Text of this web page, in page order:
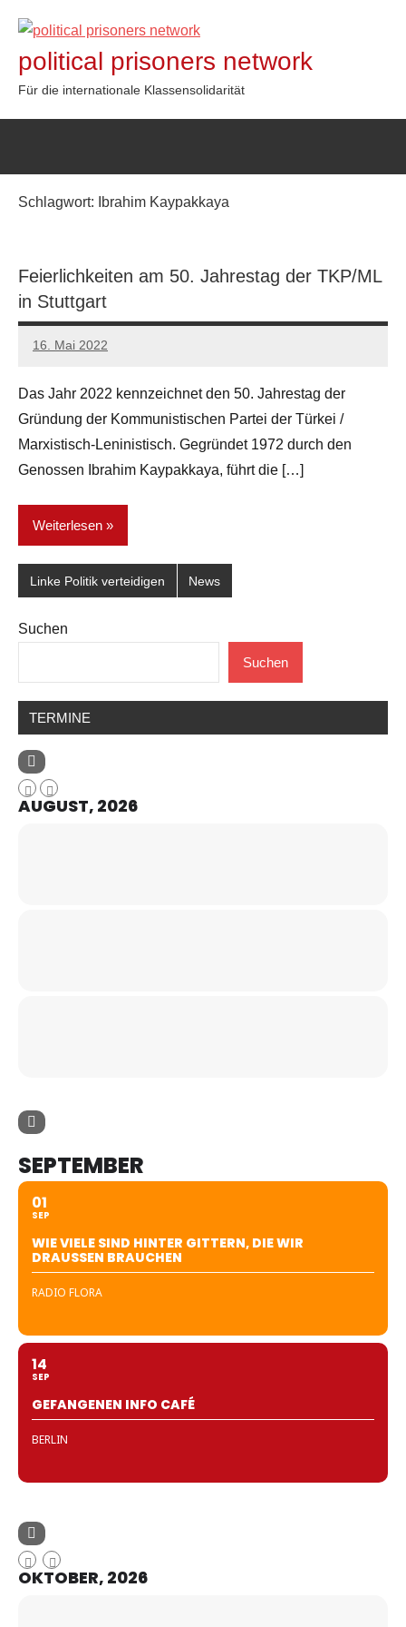
Inhalt
springen
political prisoners network
Für die internationale Klassensolidarität
Schlagwort: Ibrahim Kaypakkaya
Feierlichkeiten am 50. Jahrestag der TKP/ML
in Stuttgart
16. Mai 2022
network
Das Jahr 2022 kennzeichnet den 50. Jahrestag der
Gründung der Kommunistischen Partei der Türkei /
Marxistisch-Leninistisch. Gegründet 1972 durch den
Genossen Ibrahim Kaypakkaya, führt die […]
Weiterlesen
Linke Politik verteidigen News
Suchen
Suchen
TERMINE
AUGUST, 2026
SEPTEMBER
01
SEP
WIE VIELE SIND HINTER GITTERN, DIE WIR
DRAUSSEN BRAUCHEN
RADIO FLORA
14
SEP
GEFANGENEN INFO CAFÉ
BERLIN
OKTOBER, 2026